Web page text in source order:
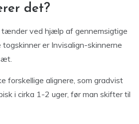
det?
ved hjælp af gennemsigtige
er Invisalign-skinnerne
forskellige alignere, som gradvist
i cirka 1-2 uger, før man skifter til